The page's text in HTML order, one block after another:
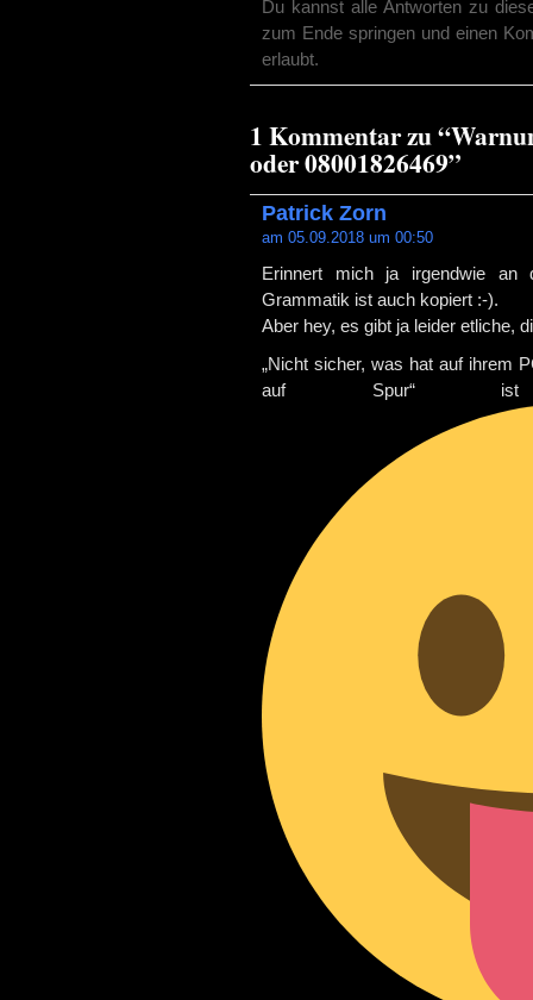
Du kannst alle Antworten zu
zum Ende springen und einen
erlaubt.
1 Kommentar zu
oder 08001826469”
Patrick Zorn
am 05.09.2018 um 00:50
Erinnert mich ja irgendwie an
Grammatik ist auch kopiert :-).
Aber hey, es gibt ja leider etliche,
„Nicht sicher, was hat auf ihrem
auf Spur“